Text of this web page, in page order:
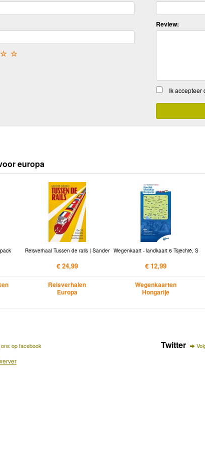
☆
☆
Review:
Ik accepteer
europa
Reisverhaal Tussen de rails | Sander
€ 24,99
Reisverhalen
Europa
Wegenkaart - landkaart 6 Tsjechië, S
€ 12,99
Wegenkaarten
Hongarije
ons op facebook Twitter